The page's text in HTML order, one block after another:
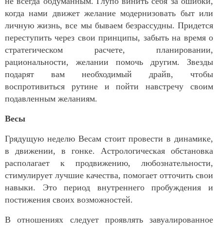
когда нами движет желание модернизовать быт или
личную жизнь, все мы бываем безрассудны. Придется
переступить через свои принципы, забыть на время о
стратегическом расчете, планировании,
рациональности, желании помочь другим. Звезды
подарят вам необходимый драйв, чтобы
воспротивиться рутине и пойти навстречу своим
подавленным желаниям.
Весы
Грядущую неделю Весам стоит провести в динамике,
в движении, в гонке. Астрологическая обстановка
располагает к продвижению, любознательности,
стимулирует лучшие качества, помогает отточить свои
навыки. Это период внутреннего пробуждения и
постижения своих возможностей.
В отношениях следует проявлять завуалированное